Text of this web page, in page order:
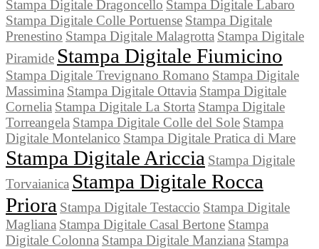
Stampa Digitale Dragoncello Stampa Digitale Labaro
Stampa Digitale Colle Portuense Stampa Digitale
Prenestino Stampa Digitale Malagrotta Stampa Digitale
Piramide Stampa Digitale Fiumicino
Stampa Digitale Trevignano Romano Stampa Digitale
Massimina Stampa Digitale Ottavia Stampa Digitale
Cornelia Stampa Digitale La Storta Stampa Digitale
Torreangela Stampa Digitale Colle del Sole Stampa
Digitale Montelanico Stampa Digitale Pratica di Mare
Stampa Digitale Ariccia Stampa Digitale
Torvaianica Stampa Digitale Rocca
Priora Stampa Digitale Testaccio Stampa Digitale
Magliana Stampa Digitale Casal Bertone Stampa
Digitale Colonna Stampa Digitale Manziana Stampa